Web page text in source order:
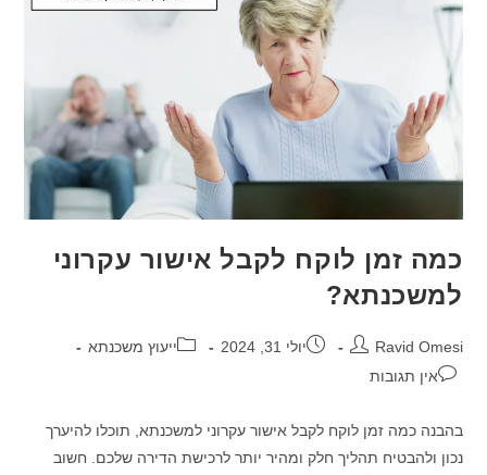
כמה זמן לוקח לקבל אישור עקרוני
למשכנתא?
מחבר:
Ravid Omesi פורסם:
יולי 31, 2024 קטגוריה:
ייעוץ משכנתא
תגובות:אין תגובות
בהבנה כמה זמן לוקח לקבל אישור עקרוני למשכנתא, תוכלו להיערך
נכון ולהבטיח תהליך חלק ומהיר יותר לרכישת הדירה שלכם. חשוב